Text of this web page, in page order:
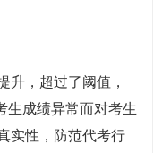
升，超过了阈值，
生成绩异常而对考生
实性，防范代考行